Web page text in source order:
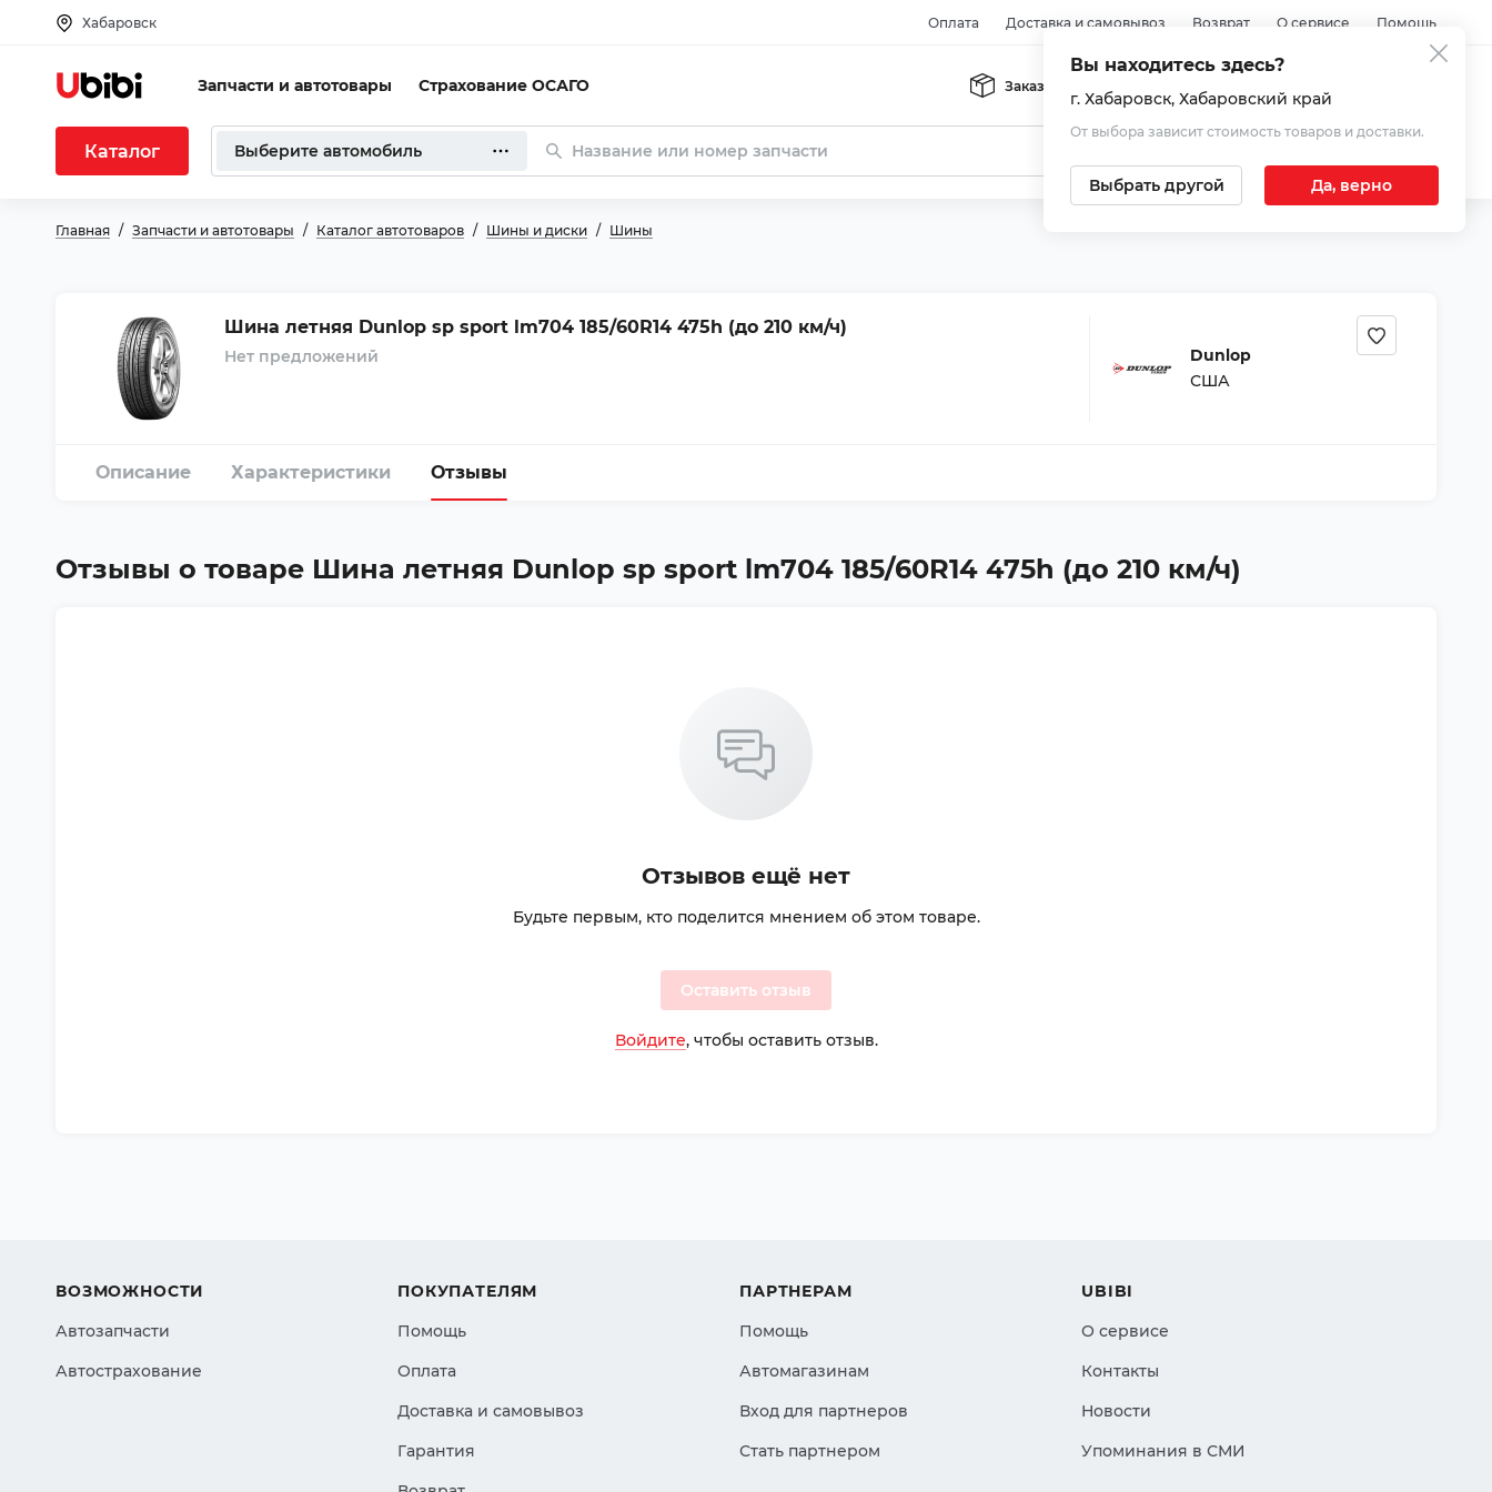
Хабаровск Оплата Доставка и самовывоз Возврат О сервисе Помощь
Запчасти и автотовары Страхование ОСАГО Заказы
Каталог Выберите автомобиль
Главная Запчасти и автотовары Каталог автотоваров Шины и диски Шины
Шина летняя Dunlop sp sport lm704 185/60R14 475h (до 210 км/ч)
Нет предложений
Dunlop
США
Описание Характеристики Отзывы
Отзывы о товаре Шина летняя Dunlop sp sport lm704 185/60R14 475h (до 210 км/ч)
Отзывов ещё нет
Будьте первым, кто поделится мнением об этом товаре.
Оставить отзыв
Войдите, чтобы оставить отзыв.
ВОЗМОЖНОСТИ
Автозапчасти
Автострахование
ПОКУПАТЕЛЯМ
Помощь
Оплата
Доставка и самовывоз
Гарантия
ПАРТНЕРАМ
Помощь
Автомагазинам
Вход для партнеров
Стать партнером
UBIBI
О сервисе
Контакты
Новости
Упоминания в СМИ
Вы находитесь здесь?
г. Хабаровск, Хабаровский край
От выбора зависит стоимость товаров и доставки.
Выбрать другой Да, верно